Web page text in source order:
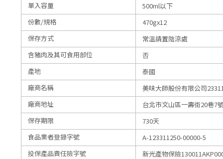
單入容量
500ml以下
份數/規格
470gx12
保存方式
常溫請置陰涼處
含豬肉及其可食用部位
否
產地
泰國
廠商名稱
美味大師股份有限公司
廠商地址
台北市文山區一壽街20巷7
保存期限
730天
食品業者登錄字號
A-123311250-00000-5
投保產品責任險字號
新光產物保險